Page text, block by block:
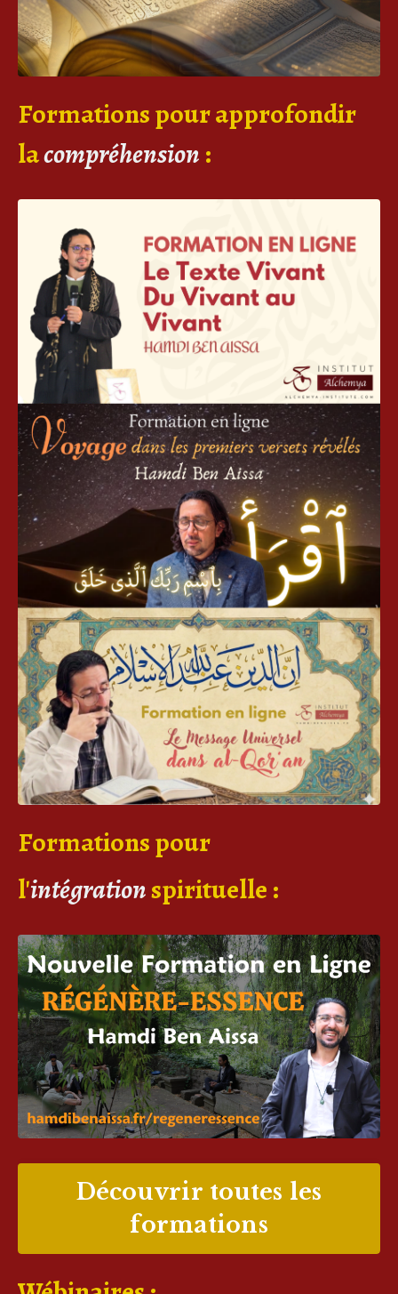
Formations pour approfondir
lacompréhension :
Formations pour
l'intégrationspirituelle :
Découvrir toutes les
formations